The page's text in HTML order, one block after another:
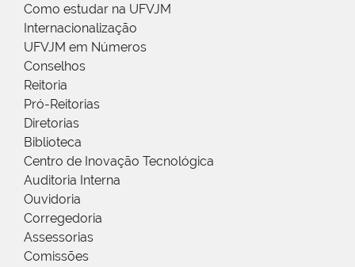
Como estudar na UFVJM
Internacionalização
UFVJM em Números
Conselhos
Reitoria
Pró-Reitorias
Diretorias
Biblioteca
Centro de Inovação Tecnológica
Auditoria Interna
Ouvidoria
Corregedoria
Assessorias
Comissões